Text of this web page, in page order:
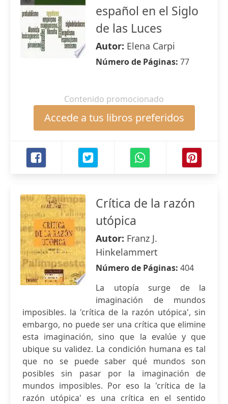
español en el Siglo
de las Luces
Autor: Elena Carpi
Número de Páginas: 77
Contenido promocionado
Accede a tus libros preferidos
Crítica de la razón
utópica
Autor: Franz J.
Hinkelammert
Número de Páginas: 404
La utopía surge de la
imaginación de mundos
imposibles. la 'crítica de la razón utópica', sin
embargo, no puede ser una crítica que elimine
esta imaginación, sino que la evalúe y que
ubique su validez. La condición humana es tal
que no se puede saber qué mundos son
posibles sin pasar por la imaginación de
mundos imposibles. Por eso la 'crítica de la
razón utópica' es una crítica en el sentido